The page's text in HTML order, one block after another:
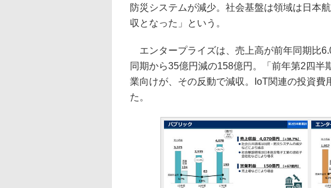
防災システムが減少。社会基盤は領域は日本
収となった」という。
エンタープライズは、売上高が前年同期比
同期から35億円減の158億円。「前年第2四半
業向けが、その反動で減収。IoT関連の投資費
た。